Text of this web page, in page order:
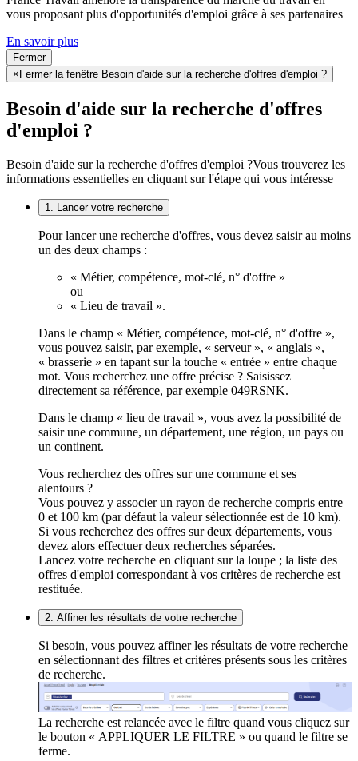
vous proposant plus d'opportunités d'emploi grâce à ses partenaires
En savoir plus
Fermer
× Fermer la fenêtre Besoin d'aide sur la recherche d'offres d'emploi ?
Besoin d'aide sur la recherche d'offres
d'emploi ?
Besoin d'aide sur la recherche d'offres d'emploi ?Vous trouverez les
informations essentielles en cliquant sur l'étape qui vous intéresse
1. Lancer votre recherche
Pour lancer une recherche d'offres, vous devez saisir au moins
un des deux champs :
« Métier, compétence, mot-clé, n° d'offre »
ou
« Lieu de travail ».
Dans le champ « Métier, compétence, mot-clé, n° d'offre »,
vous pouvez saisir, par exemple, « serveur », « anglais »,
« brasserie » en tapant sur la touche « entrée » entre chaque
mot. Vous recherchez une offre précise ? Saisissez
directement sa référence, par exemple 049RSNK.
Dans le champ « lieu de travail », vous avez la possibilité de
saisir une commune, un département, une région, un pays ou
un continent.
Vous recherchez des offres sur une commune et ses
alentours ?
Vous pouvez y associer un rayon de recherche compris entre
0 et 100 km (par défaut la valeur sélectionnée est de 10 km).
Si vous recherchez des offres sur deux départements, vous
devez alors effectuer deux recherches séparées.
Lancez votre recherche en cliquant sur la loupe ; la liste des
offres d'emploi correspondant à vos critères de recherche est
restituée.
2. Affiner les résultats de votre recherche
Si besoin, vous pouvez affiner les résultats de votre recherche
en sélectionnant des filtres et critères présents sous les critères
de recherche.
La recherche est relancée avec le filtre quand vous cliquez sur
le bouton « APPLIQUER LE FILTRE » ou quand le filtre se
ferme.